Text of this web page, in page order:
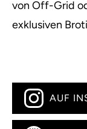
von Off-Grid
exklusiven
AUF